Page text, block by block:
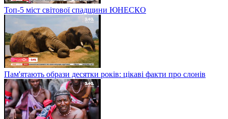
Топ-5 міст світової спадщини ЮНЕСКО
Пам'ятають образи десятки років: цікаві факти про слонів